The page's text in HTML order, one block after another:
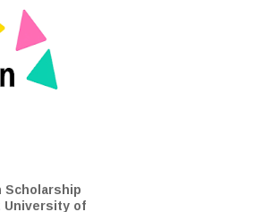
Scholarship
University of